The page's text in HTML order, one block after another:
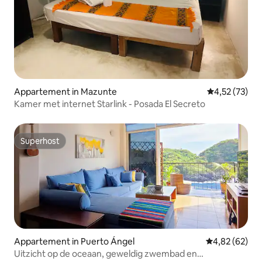
Appartement in Mazunte Gemiddelde
4,52 (73)
Kamer met internet Starlink - Posada El Secreto
Superhost
Superhost
Appartement in Puerto Ángel Gemiddelde
4,82 (62)
Uitzicht op de oceaan, geweldig zwembad en